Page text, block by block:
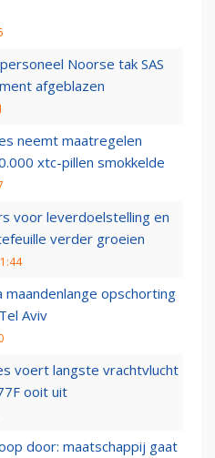
Noorse tak SAS
afgeblazen
neemt maatregelen
xtc-pillen smokkelde
voor leverdoelstelling en
verder groeien
maandenlange opschorting
Aviv
voert langste vrachtvlucht
ooit uit
door: maatschappij gaat